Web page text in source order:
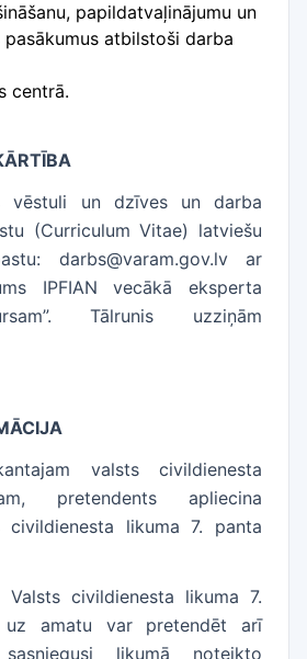
papildatvaļinājumu un
atbilstoši darba
centrā.
vēstuli un dzīves un darba
(Curriculum Vitae) latviešu
darbs@varam.gov.lv ar
IPFIAN vecākā eksperta
Tālrunis uzziņām
valsts civildienesta
pretendents apliecina
civildienesta likuma 7. panta
Valsts civildienesta likuma 7.
uz amatu var pretendēt arī
likumā noteikto